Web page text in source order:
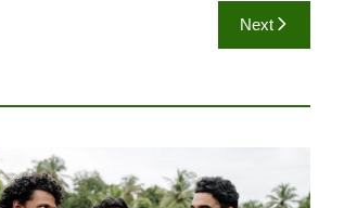
Next